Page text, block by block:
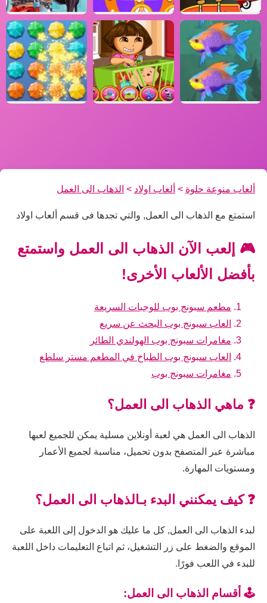
ألعاب منوعة حلوة > ألعاب اولاد > الذهاب الى العمل
استمتع مع الذهاب الى العمل, والتي تجدها فى قسم ألعاب اولاد
🎮 إلعب الآن الذهاب الى العمل واستمتع
بأفضل الألعاب الأخرى!
مطعم سبونج بوب للوجبات السريعة
العاب سبونج بوب البحث عن سريع
مغامرات سبونج بوب الهولندي الطائر
العاب سبونج بوب الطباخ في المطعم مستر سلطع
مغامرات سبونج بوب
❓ ماهي الذهاب الى العمل؟
الذهاب الى العمل هي لعبة أونلاين مسلية يمكن للجميع لعبها
مباشرة عبر المتصفح بدون تحميل، مناسبة لجميع الأعمار
ومستويات المهارة.
❓ كيف يمكنني البدء بـالذهاب الى العمل؟
لبدء الذهاب الى العمل, كل ما عليك هو الدخول إلى اللعبة على
الموقع والضغط على زر التشغيل، ثم اتباع التعليمات داخل اللعبة
للبدء في اللعب فورًا.
🕹️ أقسام الذهاب الى العمل: